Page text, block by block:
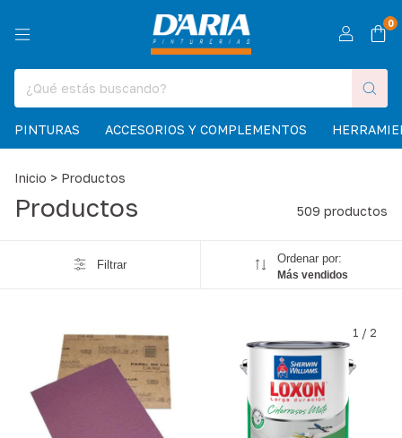
0
PINTURAS ACCESORIOS Y COMPLEMENTOS
Inicio > Productos
Productos 509 productos
Filtrar Ordenar por:
Más vendidos
1 / 2